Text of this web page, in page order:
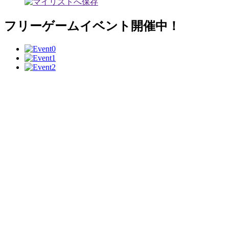
フリーゲームイベント開催中！